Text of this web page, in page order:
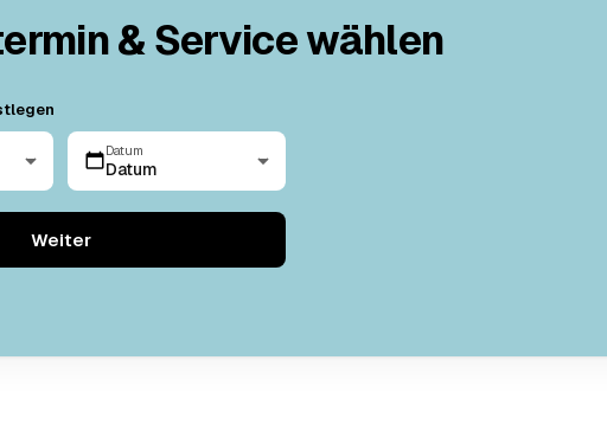
& Service wählen
Datum
Datum
Weiter